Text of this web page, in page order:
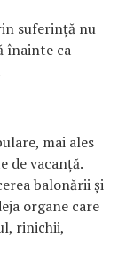
suferință nu
înainte ca
mai ales
de vacanță.
balonării și
organe care
rinichii,